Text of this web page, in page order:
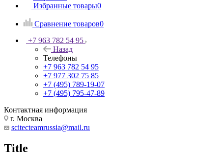
Избранные товары0
Сравнение товаров0
+7 963 782 54 95
Назад
Телефоны
+7 963 782 54 95
+7 977 302 75 85
+7 (495) 789-19-07
+7 (495) 795-47-89
Контактная информация
г. Москва
scitecteamrussia@mail.ru
Title